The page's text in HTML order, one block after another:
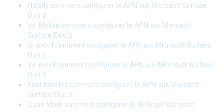
Holafly comment configurer le APN sur Microsoft Surface
Duo 2
ion Mobile comment configurer le APN sur Microsoft
Surface Duo 2
lcr móvil comment configurer le APN sur Microsoft Surface
Duo 2
ipo móvil comment configurer le APN sur Microsoft Surface
Duo 2
Knet Móviles comment configurer le APN sur Microsoft
Surface Duo 2
Cube Móvil comment configurer le APN sur Microsoft